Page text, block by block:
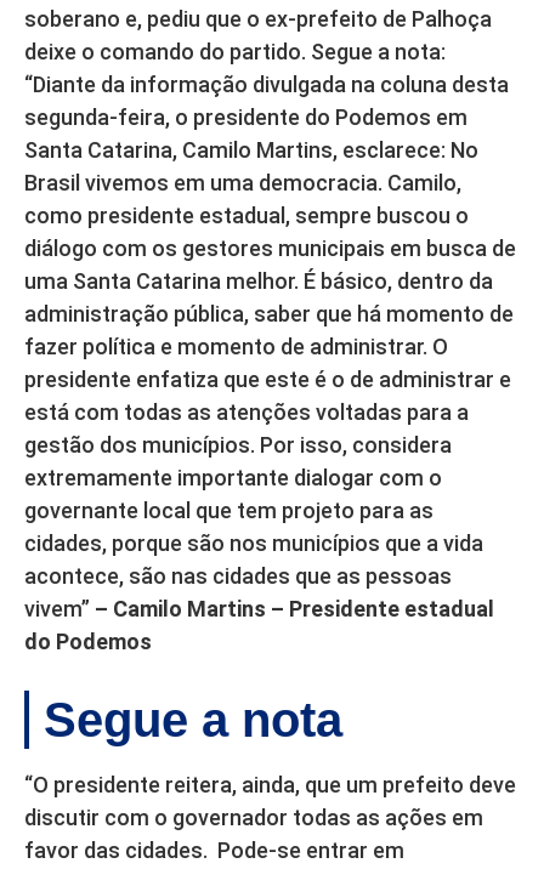
soberano e, pediu que o ex-prefeito de Palhoça
deixe o comando do partido. Segue a nota:
“Diante da informação divulgada na coluna desta
segunda-feira, o presidente do Podemos em
Santa Catarina, Camilo Martins, esclarece: No
Brasil vivemos em uma democracia. Camilo,
como presidente estadual, sempre buscou o
diálogo com os gestores municipais em busca de
uma Santa Catarina melhor. É básico, dentro da
administração pública, saber que há momento de
fazer política e momento de administrar. O
presidente enfatiza que este é o de administrar e
está com todas as atenções voltadas para a
gestão dos municípios. Por isso, considera
extremamente importante dialogar com o
governante local que tem projeto para as
cidades, porque são nos municípios que a vida
acontece, são nas cidades que as pessoas
vivem” – Camilo Martins – Presidente estadual
do Podemos
Segue a nota
“O presidente reitera, ainda, que um prefeito deve
discutir com o governador todas as ações em
favor das cidades. Pode-se entrar em